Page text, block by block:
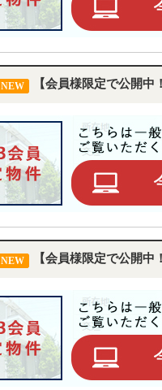
NEW 【会員様限定で公開中
NEW 【会員様限定で公開中